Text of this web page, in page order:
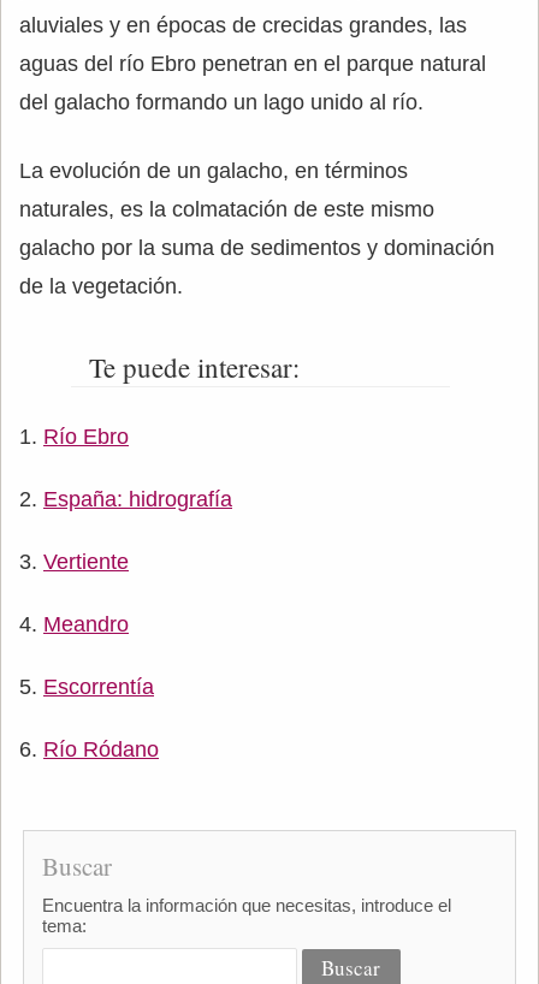
aluviales y en épocas de crecidas grandes, las
aguas del río Ebro penetran en el parque natural
del galacho formando un lago unido al río.
La evolución de un galacho, en términos
naturales, es la colmatación de este mismo
galacho por la suma de sedimentos y dominación
de la vegetación.
Te puede interesar:
Río Ebro
España: hidrografía
Vertiente
Meandro
Escorrentía
Río Ródano
Buscar
Encuentra la información que necesitas, introduce el
tema: